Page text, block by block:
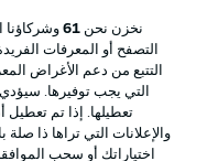
شروط الاستخدام
الوظائف
تواصل معنا
نخزن نحن 61وشركاؤنا
التصفح أو المعرفات
التتبع من دعم الأغراض
التي يجب توفيرها.
تعطيلها. إذا تم تعطيل
والإعلانات التي تراها ذا
اختياراتك أو سحب